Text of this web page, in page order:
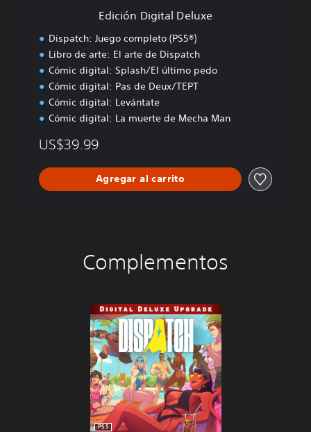
Edición Digital Deluxe
Dispatch: Juego completo (PS5®)
Libro de arte: El arte de Dispatch
Cómic digital: Splash/El último pedo
Cómic digital: Pas de Deux/TEPT
Cómic digital: Levántate
Cómic digital: La muerte de Mecha Man
US$39.99
Agregar al carrito
Complementos
PS5